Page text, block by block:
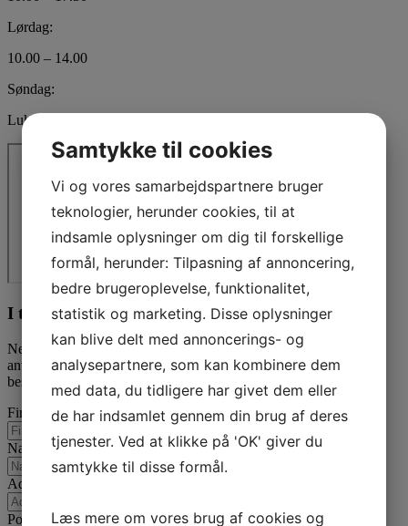
Lørdag:
10.00 – 14.00
Søndag:
Lukket
I tvivl? Kontakt os i dag
Nedenfor kan du kontakte os. Den følgende kontaktformular kan
anvendes til alle spørgsmål som du ikke har fået svar på her. Vi
bestræber os på at besvare alle henvendelser indenfor 24 timer.
Firmanavn
Navn
Adresse
Postnummer
Samtykke til cookies
Vi og vores samarbejdspartnere bruger
teknologier, herunder cookies, til at
indsamle oplysninger om dig til forskellige
formål, herunder: Tilpasning af annoncering,
bedre brugeroplevelse, funktionalitet,
statistik og marketing. Disse oplysninger
kan blive delt med annoncerings- og
analysepartnere, som kan kombinere dem
med data, du tidligere har givet dem eller
de har indsamlet gennem din brug af deres
tjenester. Ved at klikke på 'OK' giver du
samtykke til disse formål.
Læs mere om vores brug af cookies og